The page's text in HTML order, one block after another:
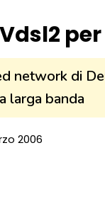
network di
larga banda
2006